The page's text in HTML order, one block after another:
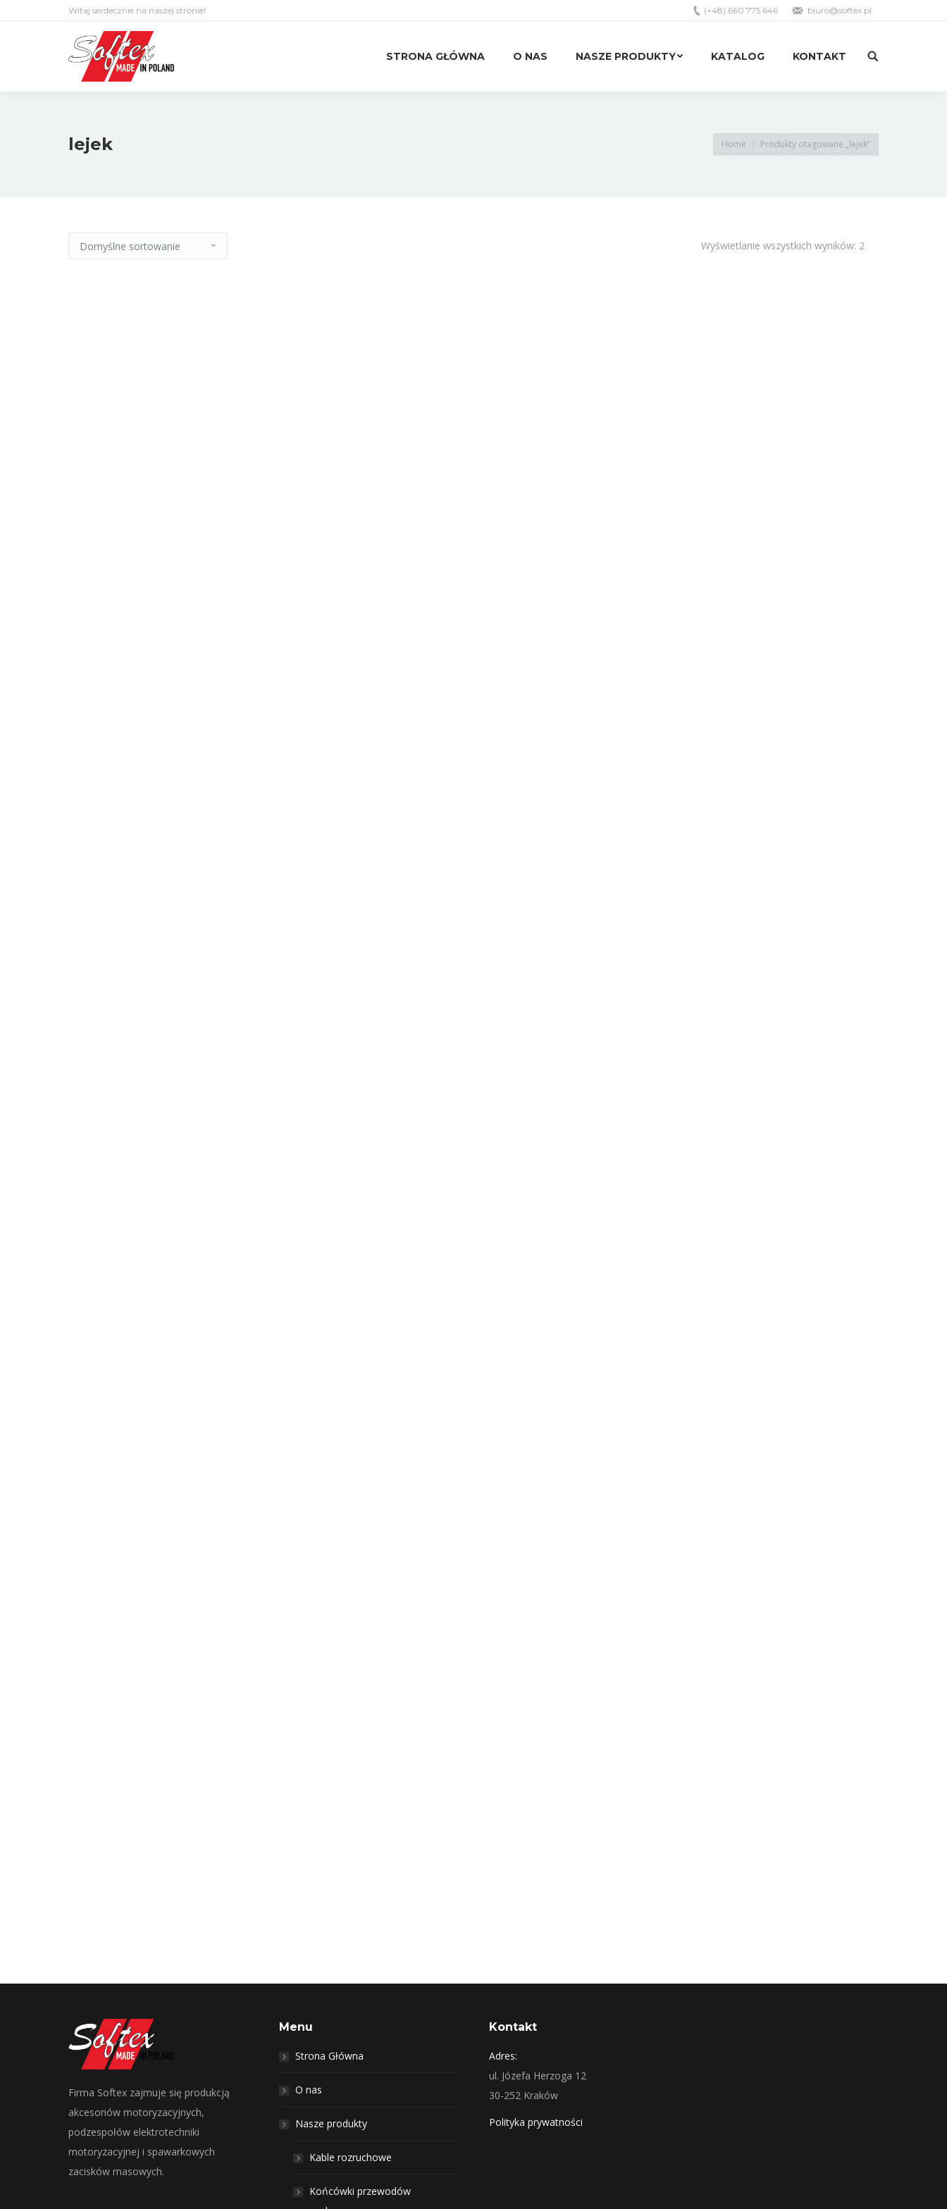
Witaj serdecznie na naszej stronie! (+48) 660 775 646 biuro@softex.pl
STRONA GŁÓWNA O NAS NASZE PRODUKTY KATALOG KONTAKT Search:
lejek Home Produkty otagowane „lejek”
Wyświetlanie wszystkich wyników: 2
Firma Softex zajmuje się produkcją
akcesoriów motoryzacyjnych,
podzespołów elektrotechniki
motoryzacyjnej i spawarkowych
zacisków masowych.
Menu
Strona Główna
O nas
Nasze produkty
Kable rozruchowe
Końcówki przewodów
Kontakt
Adres:
ul. Józefa Herzoga 12
30-252 Kraków
Polityka prywatności